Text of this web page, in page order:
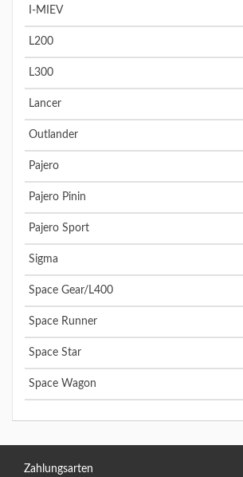
I-MIEV
L200
L300
Lancer
Outlander
Pajero
Pajero Pinin
Pajero Sport
Sigma
Space Gear/L400
Space Runner
Space Star
Space Wagon
Zahlungsarten